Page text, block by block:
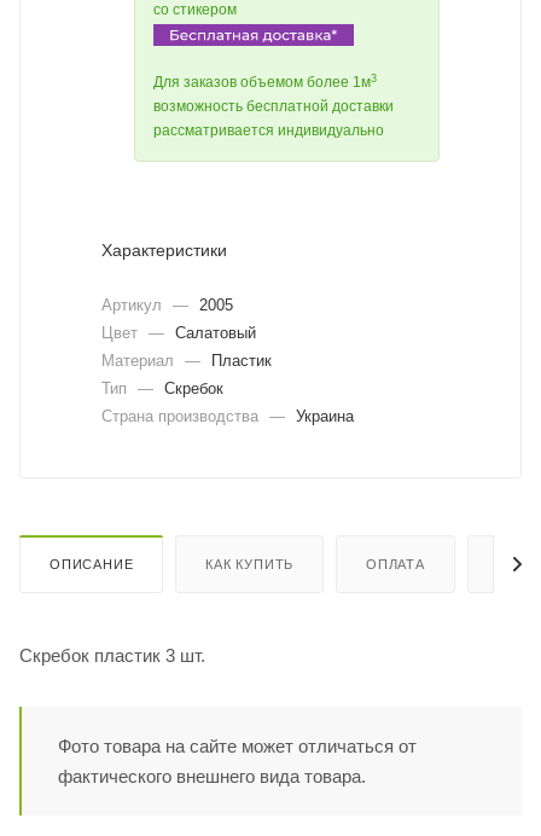
со стикером
Для заказов объемом более 1м3
возможность бесплатной доставки
рассматривается индивидуально
Характеристики
Артикул —
2005
Цвет — Салатовый
Материал
—
Пластик
Тип
— Скребок
Страна производства — Украина
ОПИСАНИЕ КАК КУПИТЬ ОПЛАТА
Скребок пластик 3 шт.
Фото товара на сайте может отличаться от
фактического внешнего вида товара.